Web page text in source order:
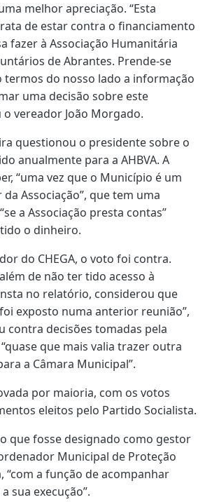
melhor apreciação. “Esta
de estar contra o financiamento
fazer à Associação Humanitária
de Abrantes. Prende-se
termos do nosso lado a informação
uma decisão sobre este
vereador João Morgado.
questionou o presidente sobre o
anualmente para a AHBVA. A
“uma vez que o Município é um
Associação”, que tem uma
a Associação presta contas”
o dinheiro.
do CHEGA, o voto foi contra.
de não ter tido acesso à
no relatório, considerou que
exposto numa anterior reunião”,
contra decisões tomadas pela
que mais valia trazer outra
a Câmara Municipal”.
por maioria, com os votos
eleitos pelo Partido Socialista.
que fosse designado como gestor
Municipal de Proteção
“com a função de acompanhar
sua execução”.